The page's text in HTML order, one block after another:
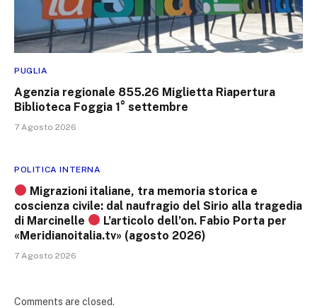
PUGLIA
Agenzia regionale 855.26 Miglietta Riapertura
Biblioteca Foggia 1° settembre
7 Agosto 2026
POLITICA INTERNA
Migrazioni italiane, tra memoria storica e
coscienza civile: dal naufragio del Sirio alla tragedia
di Marcinelle
L’articolo dell’on. Fabio Porta per
«Meridianoitalia.tv» (agosto 2026)
7 Agosto 2026
Comments are closed.